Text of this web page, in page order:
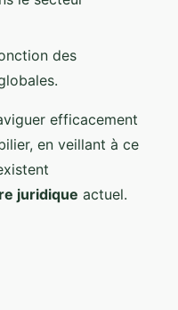
des
efficacement
en veillant à ce
juridique actuel.